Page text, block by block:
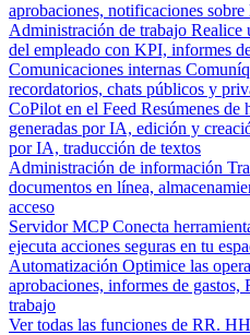
aprobaciones, notificaciones sobre
Administración de trabajo Realice
del empleado con KPI, informes
Comunicaciones internas
recordatorios, chats públicos y
CoPilot en el Feed Resúmenes de
generadas por IA, edición y
por IA, traducción de textos
Administración de información
documentos en línea,
acceso
Servidor MCP Conecta
ejecuta acciones seguras en tu
Automatización Optimice las
aprobaciones, informes de
trabajo
Ver todas las funciones de RR.